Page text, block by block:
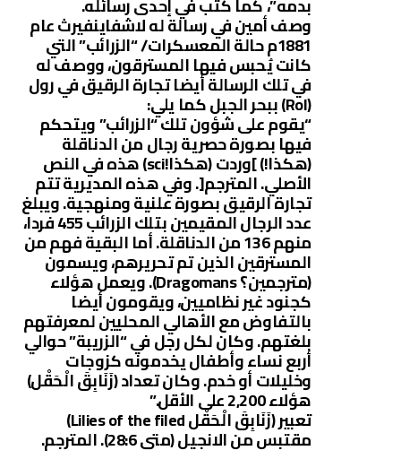
بدمه”، كما كتب في إحدى رسائله.
وصف أمين في رسالة له لاشفاينفيرث عام
1881م حالة المعسكرات/ “الزرائب” التي
كانت يُحبس فيها المسترقون، ووصف له
في تلك الرسالة أيضا تجارة الرقيق في رول
(Rol) ببحر الجبل كما يلي:
“يقوم على شؤون تلك “الزرائب” ويتحكم
فيها بصورة حصرية رجال من الدناقلة
(هكذا!) ]وردت (هكذا!sci) هذه في النص
الأصلي. المترجم[. وفي هذه المديرية تتم
تجارة الرقيق بصورة علنية ومنهجية. ويبلغ
عدد الرجال المقيمين بتلك الزرائب 455 فردا،
منهم 136 من الدناقلة. أما البقية فهم من
المسترقين الذين تم تحريرهم، ويسمون
(مترجمين؟ Dragomans). ويعمل هؤلاء
كجنود غير نظاميين، ويقومون أيضا
بالتفاوض مع الأهالي المحليين لمعرفتهم
بلغتهم. وكان لكل رجل في “الزريبة” حوالي
أربع نساء وأطفال يخدمونه كزوجات
وخليلات أو خدم. وكان تعداد (زَنَابِقَ الْحَقْل)
هؤلاء 2,200 على الأقل.”
تعبير (زَنَابِقَ الْحَقْل Lilies of the filed)
مقتبس من الانجيل (متى 28:6). المترجم.